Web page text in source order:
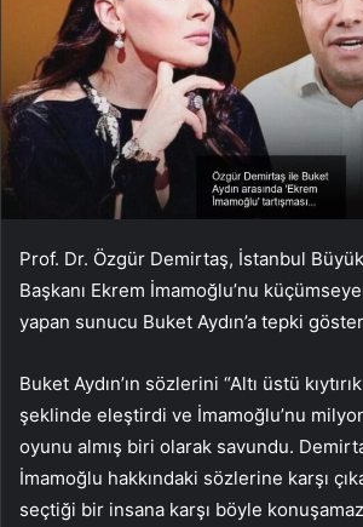
Prof. Dr. Özgür Demirtaş, İstanbul
Başkanı Ekrem İmamoğlu’nu
yapan sunucu Buket Aydın’a tepki
Buket Aydın’ın sözlerini “Altı üstü
şeklinde eleştirdi ve İmamoğlu’nu
oyunu almış biri olarak savundu.
İmamoğlu hakkındaki sözlerine karşı
seçtiği bir insana karşı böyle